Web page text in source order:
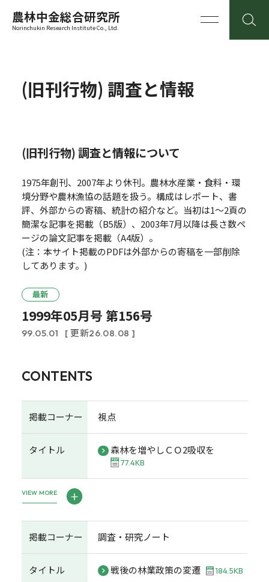
農林中金総合研究所
Norinchukin Research Institute Co., Ltd.
(旧刊行物) 調査と情報
(旧刊行物) 調査と情報について
1975年創刊、2007年より休刊。農林水産業・食料・環
境分野や農林漁協の話題を扱う。構成はレポート、書
評、外部からの寄稿、統計の紹介など。当初は1～2頁の
簡潔な記事を掲載（B5版）、2003年7月以降は長さ数ペ
ージの論文記事を掲載（A4版）。
(注：本サイト掲載のPDFは外部からの寄稿を一部削除
してあります。)
最新
1999年05月号 第156号
99.05.01 [ 更新26.08.08 ]
CONTENTS
掲載コーナー 視点
タイトル 森林を増やしＣＯ2吸収を
77.4KB
VIEW MORE
掲載コーナー 調査・研究ノート
タイトル 戦後の林業政策の変遷 184.5KB